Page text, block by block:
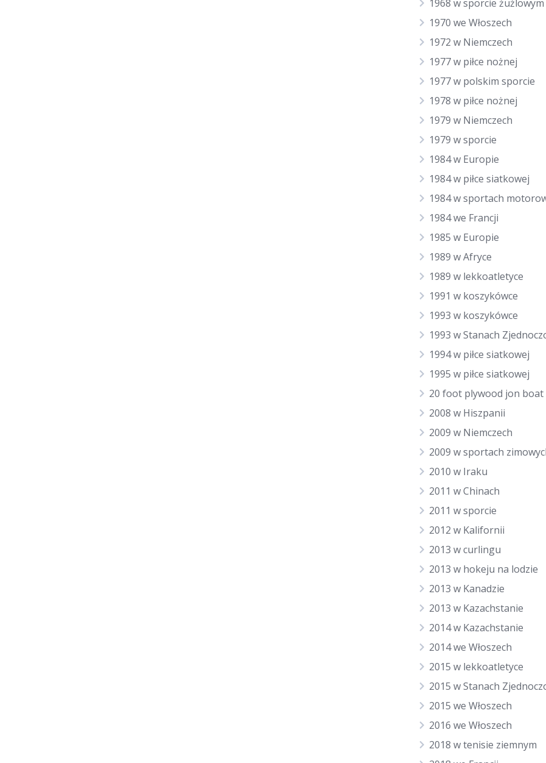
1968 w sporcie żużlowym
1970 we Włoszech
1972 w Niemczech
1977 w piłce nożnej
1977 w polskim sporcie
1978 w piłce nożnej
1979 w Niemczech
1979 w sporcie
1984 w Europie
1984 w piłce siatkowej
1984 w sportach
1984 we Francji
1985 w Europie
1989 w Afryce
1989 w lekkoatletyce
1991 w koszykówce
1993 w koszykówce
1993 w Stanach
1994 w piłce siatkowej
1995 w piłce siatkowej
20 foot plywood jon boat
2008 w Hiszpanii
2009 w Niemczech
2009 w sportach
2010 w Iraku
2011 w Chinach
2011 w sporcie
2012 w Kalifornii
2013 w curlingu
2013 w hokeju na lodzie
2013 w Kanadzie
2013 w Kazachstanie
2014 w Kazachstanie
2014 we Włoszech
2015 w lekkoatletyce
2015 w Stanach
2015 we Włoszech
2016 we Włoszech
2018 w tenisie ziemnym